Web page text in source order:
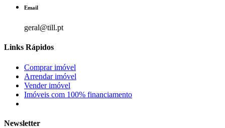
Email
geral@till.pt
Links Rápidos
Comprar imóvel
Arrendar imóvel
Vender imóvel
Imóveis com 100% financiamento
Newsletter